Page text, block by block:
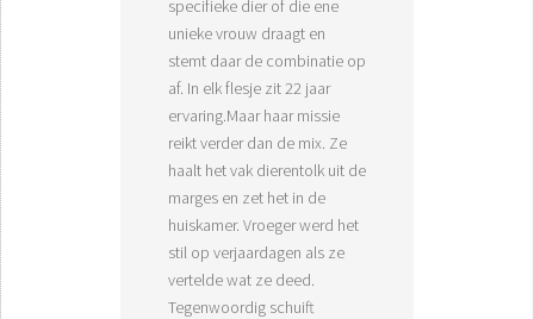
specifieke dier of die ene
unieke vrouw draagt en
stemt daar de combinatie op
af. In elk flesje zit 22 jaar
ervaring.Maar haar missie
reikt verder dan de mix. Ze
haalt het vak dierentolk uit de
marges en zet het in de
huiskamer. Vroeger werd het
stil op verjaardagen als ze
vertelde wat ze deed.
Tegenwoordig schuift